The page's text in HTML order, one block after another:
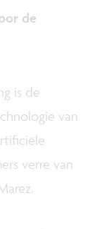
de
is de
van
verre van